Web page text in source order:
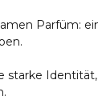
Parfüm:
starke